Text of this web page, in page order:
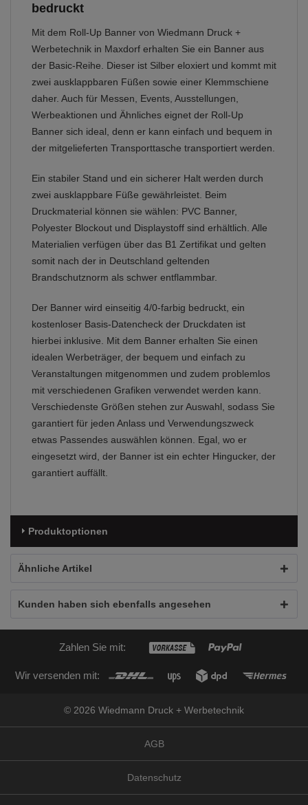
bedruckt
Mit dem Roll-Up Banner von Wiedmann Druck +
Werbetechnik in Maxdorf erhalten Sie ein Banner aus
der Basic-Reihe. Dieser ist Silber eloxiert und kommt mit
zwei ausklappbaren Füßen sowie einer Klemmschiene
daher. Auch für Messen, Events, Ausstellungen,
Werbeaktionen und Ähnliches eignet der Roll-Up
Banner sich ideal, denn er kann einfach und bequem in
der mitgelieferten Transporttasche transportiert werden.
Ein stabiler Stand und ein sicherer Halt werden durch
zwei ausklappbare Füße gewährleistet. Beim
Druckmaterial können sie wählen: PVC Banner,
Polyester Blockout und Displaystoff sind erhältlich. Alle
Materialien verfügen über das B1 Zertifikat und gelten
somit nach der in Deutschland geltenden
Brandschutznorm als schwer entflammbar.
Der Banner wird einseitig 4/0-farbig bedruckt, ein
kostenloser Basis-Datencheck der Druckdaten ist
hierbei inklusive. Mit dem Banner erhalten Sie einen
idealen Werbeträger, der bequem und einfach zu
Veranstaltungen mitgenommen und zudem problemlos
mit verschiedenen Grafiken verwendet werden kann.
Verschiedenste Größen stehen zur Auswahl, sodass Sie
garantiert für jeden Anlass und Verwendungszweck
etwas Passendes auswählen können. Egal, wo er
eingesetzt wird, der Banner ist ein echter Hingucker, der
garantiert auffällt.
Produktoptionen
Ähnliche Artikel
Kunden haben sich ebenfalls angesehen
Zahlen Sie mit:
Wir versenden mit:
© 2026 Wiedmann Druck + Werbetechnik
AGB
Datenschutz